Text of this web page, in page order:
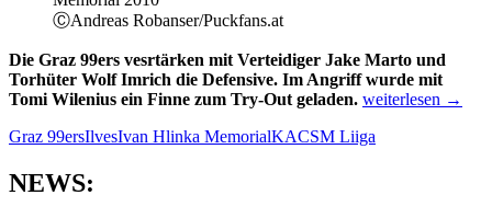
ⒸAndreas Robanser/Puckfans.at
Die Graz 99ers vesrtärken mit Verteidiger Jake Marto und
Torhüter Wolf Imrich die Defensive. Im Angriff wurde mit
Tomi Wilenius ein Finne zum Try-Out geladen. 99ers
drei
weiterlesen →
Graz 99ersIlvesIvan Hlinka MemorialKACSM Liiga
NEWS: